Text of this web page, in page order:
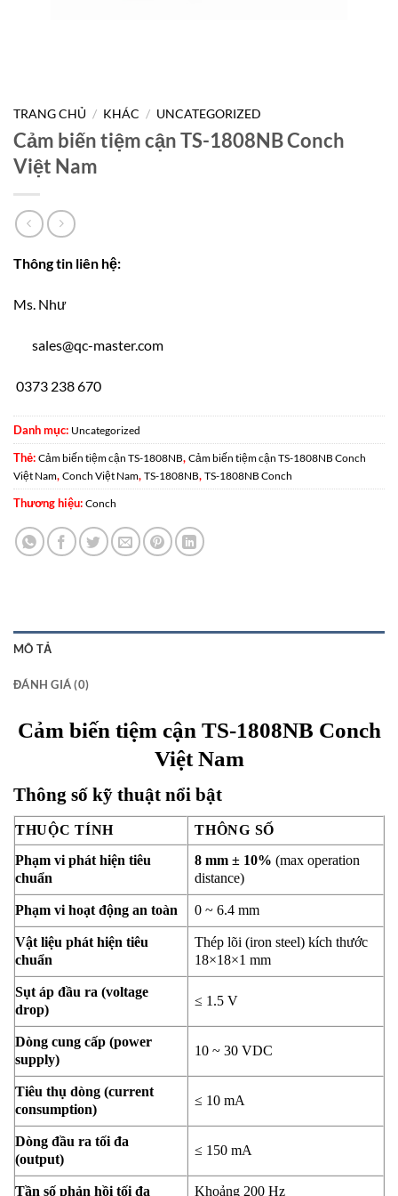
TRANG CHỦ / KHÁC / UNCATEGORIZED
Cảm biến tiệm cận TS-1808NB Conch
Việt Nam
Thông tin liên hệ:
Ms. Như
sales@qc-master.com
0373 238 670
Danh mục: Uncategorized
Thẻ: Cảm biến tiệm cận TS-1808NB, Cảm biến tiệm cận TS-1808NB Conch
Việt Nam, Conch Việt Nam, TS-1808NB, TS-1808NB Conch
Thương hiệu: Conch
MÔ TẢ
ĐÁNH GIÁ (0)
Cảm biến tiệm cận TS-1808NB Conch
Việt Nam
Thông số kỹ thuật nổi bật
THUỘC TÍNH
THÔNG SỐ
Phạm vi phát hiện tiêu
chuẩn
8 mm ± 10% (max operation
distance)
Phạm vi hoạt động an toàn 0 ~ 6.4 mm
Vật liệu phát hiện tiêu
chuẩn
Thép lõi (iron steel) kích thước
18×18×1 mm
Sụt áp đầu ra (voltage
drop)
≤ 1.5 V
Dòng cung cấp (power
supply)
10 ~ 30 VDC
Tiêu thụ dòng (current
consumption)
≤ 10 mA
Dòng đầu ra tối đa
(output)
≤ 150 mA
Tần số phản hồi tối đa Khoảng 200 Hz